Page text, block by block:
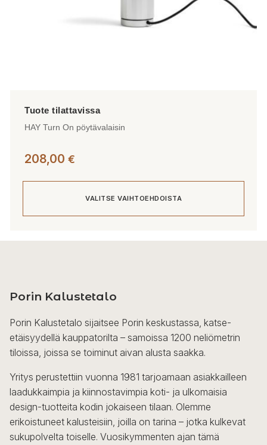
HAY Turn On pöytävalaisin
208,00 €
VALITSE VAIHTOEHDOISTA
muunnelma.
tehdä
valinnat
tuotteen
sivulla.
Porin Kalustetalo
Porin Kalustetalo sijaitsee Porin keskustassa, katse-
etäisyydellä kauppatorilta – samoissa 1200 neliömetrin
tiloissa, joissa se toiminut aivan alusta saakka.
Yritys perustettiin vuonna 1981 tarjoamaan asiakkailleen
laadukkaimpia ja kiinnostavimpia koti- ja ulkomaisia
design-tuotteita kodin jokaiseen tilaan. Olemme
erikoistuneet kalusteisiin, joilla on tarina – jotka kulkevat
sukupolvelta toiselle. Vuosikymmenten ajan tämä